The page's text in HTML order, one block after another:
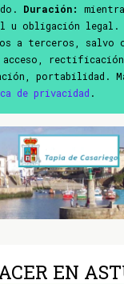
Duración:
u obligación legal.
a terceros, salvo
acceso,
portabilidad.
de privacidad .
EN